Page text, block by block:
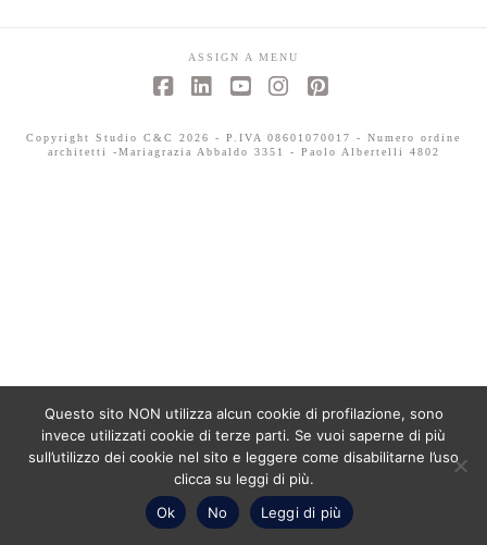
ASSIGN A MENU
Copyright Studio C&C 2026 - P.IVA 08601070017 - Numero ordine
architetti -Mariagrazia Abbaldo 3351 - Paolo Albertelli 4802
Questo sito NON utilizza alcun cookie di profilazione, sono
invece utilizzati cookie di terze parti. Se vuoi saperne di più
sull’utilizzo dei cookie nel sito e leggere come disabilitarne l’uso
clicca su leggi di più.
Ok
No Leggi di più